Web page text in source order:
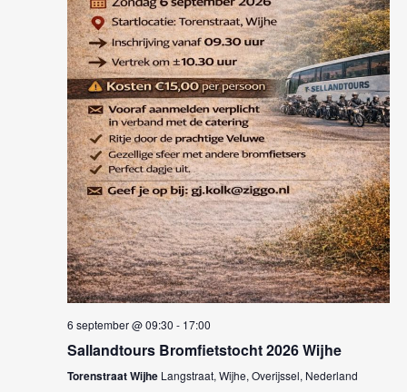
t
e
n
Z
o
e
k
e
n
e
n
w
e
e
r
g
a
v
e
n
n
6 september @ 09:30 - 17:00
Sallandtours Bromfietstocht 2026 Wijhe
Torenstraat Wijhe Langstraat, Wijhe, Overijssel, Nederland